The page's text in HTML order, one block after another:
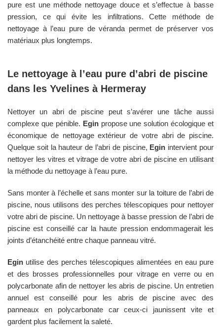
pure est une méthode nettoyage douce et s’effectue à basse
pression, ce qui évite les infiltrations. Cette méthode de
nettoyage à l’eau pure de véranda permet de préserver vos
matériaux plus longtemps.
Le nettoyage à l’eau pure d’abri de piscine
dans les Yvelines à Hermeray
Nettoyer un abri de piscine peut s’avérer une tâche aussi
complexe que pénible. Eginpropose une solution écologique et
économique de nettoyage extérieur de votre abri de piscine.
Quelque soit la hauteur de l’abri de piscine, Egin intervient pour
nettoyer les vitres et vitrage de votre abri de piscine en utilisant
la méthode du nettoyage à l’eau pure.
Sans monter à l’échelle et sans monter sur la toiture de l’abri de
piscine, nous utilisons des perches télescopiques pour nettoyer
votre abri de piscine. Un nettoyage à basse pression de l’abri de
piscine est conseillé car la haute pression endommagerait les
joints d’étanchéité entre chaque panneau vitré.
Egin utilise des perches télescopiques alimentées en eau pure
et des brosses professionnelles pour vitrage en verre ou en
polycarbonate afin de nettoyer les abris de piscine. Un entretien
annuel est conseillé pour les abris de piscine avec des
panneaux en polycarbonate car ceux-ci jaunissent vite et
gardent plus facilement la saleté.